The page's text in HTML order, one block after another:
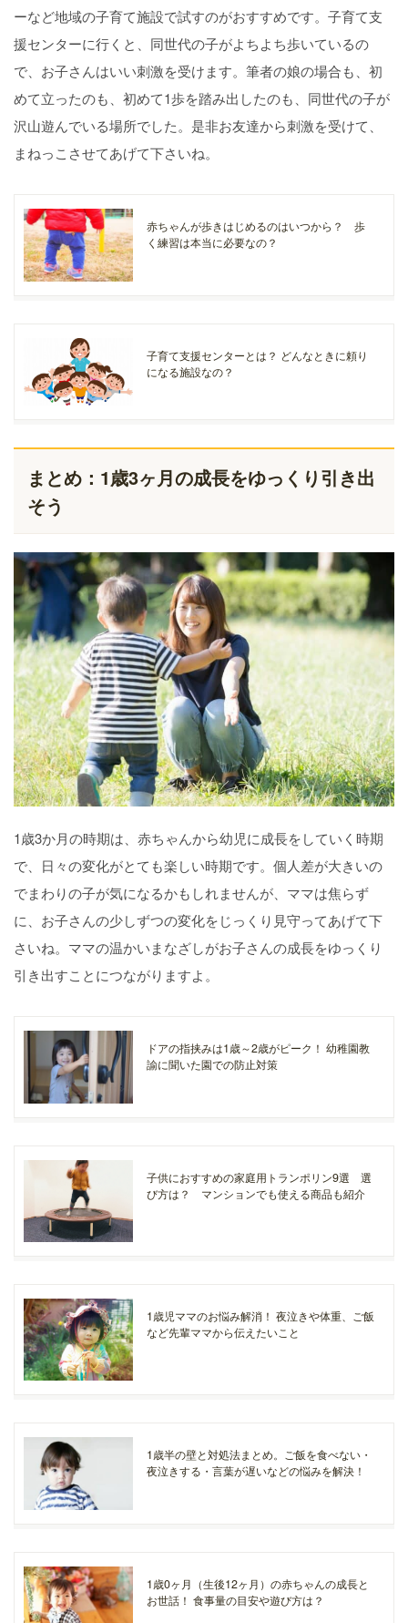
ーなど地域の子育て施設で試すのがおすすめです。子育て支
援センターに行くと、同世代の子がよちよち歩いているの
で、お子さんはいい刺激を受けます。筆者の娘の場合も、初
めて立ったのも、初めて1歩を踏み出したのも、同世代の子が
沢山遊んでいる場所でした。是非お友達から刺激を受けて、
まねっこさせてあげて下さいね。
赤ちゃんが歩きはじめるのはいつから？ 歩
く練習は本当に必要なの？
子育て支援センターとは？ どんなときに頼り
になる施設なの？
まとめ：1歳3ヶ月の成長をゆっくり引き出
そう
1歳3か月の時期は、赤ちゃんから幼児に成長をしていく時期
で、日々の変化がとても楽しい時期です。個人差が大きいの
でまわりの子が気になるかもしれませんが、ママは焦らず
に、お子さんの少しずつの変化をじっくり見守ってあげて下
さいね。ママの温かいまなざしがお子さんの成長をゆっくり
引き出すことにつながりますよ。
ドアの指挟みは1歳～2歳がピーク！ 幼稚園教
諭に聞いた園での防止対策
子供におすすめの家庭用トランポリン9選 選
び方は？ マンションでも使える商品も紹介
1歳児ママのお悩み解消！ 夜泣きや体重、ご飯
など先輩ママから伝えたいこと
1歳半の壁と対処法まとめ。ご飯を食べない・
夜泣きする・言葉が遅いなどの悩みを解決！
1歳0ヶ月（生後12ヶ月）の赤ちゃんの成長と
お世話！ 食事量の目安や遊び方は？